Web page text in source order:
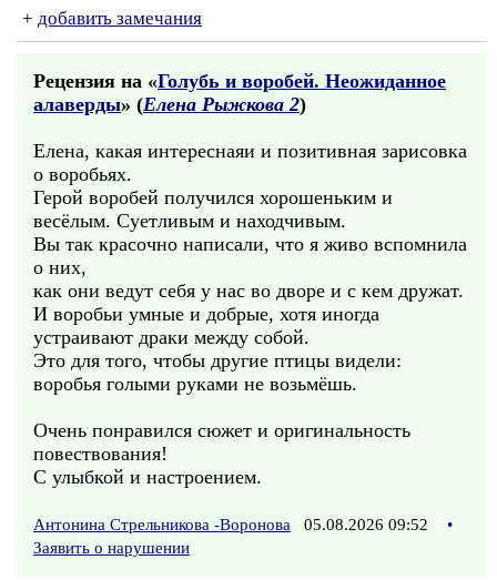
+ добавить замечания
Рецензия на «Голубь и воробей. Неожиданное
алаверды» (Елена Рыжкова 2)
Елена, какая интереснаяи и позитивная зарисовка
о воробьях.
Герой воробей получился хорошеньким и
весёлым. Суетливым и находчивым.
Вы так красочно написали, что я живо вспомнила
о них,
как они ведут себя у нас во дворе и с кем дружат.
И воробьи умные и добрые, хотя иногда
устраивают драки между собой.
Это для того, чтобы другие птицы видели:
воробья голыми руками не возьмёшь.
Очень понравился сюжет и оригинальность
повествования!
С улыбкой и настроением.
Антонина Стрельникова -Воронова 05.08.2026 09:52
•
Заявить о нарушении